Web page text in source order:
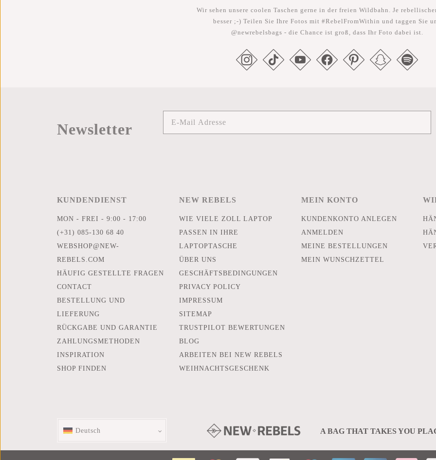
Wir sehen unsere coolen Taschen gerne in der freien Wildbahn. Je
besser ;-) Teilen Sie Ihre Fotos mit #RebelFromWithin und taggen Sie
@newrebelsbags - die Chance ist groß, dass Ihr Foto dabei ist.
Newsletter
KUNDENDIENST
MON - FREI - 9:00 - 17:00
(+31) 085-130 68 40
WEBSHOP@NEW-
REBELS.COM
HÄUFIG GESTELLTE FRAGEN
CONTACT
BESTELLUNG UND
LIEFERUNG
RÜCKGABE UND GARANTIE
ZAHLUNGSMETHODEN
INSPIRATION
SHOP FINDEN
NEW REBELS
WIE VIELE ZOLL LAPTOP
PASSEN IN IHRE
LAPTOPTASCHE
ÜBER UNS
GESCHÄFTSBEDINGUNGEN
PRIVACY POLICY
IMPRESSUM
SITEMAP
TRUSTPILOT BEWERTUNGEN
BLOG
ARBEITEN BEI NEW REBELS
WEIHNACHTSGESCHENK
MEIN KONTO
KUNDENKONTO ANLEGEN
ANMELDEN
MEINE BESTELLUNGEN
MEIN WUNSCHZETTEL
Deutsch A BAG THAT TAKES YOU